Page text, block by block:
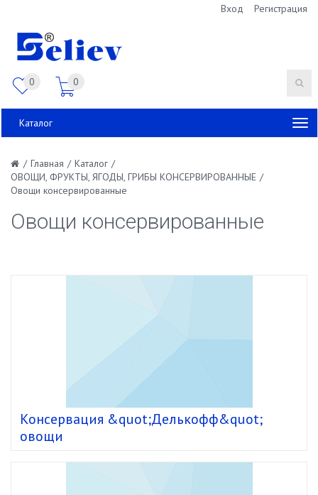
Вход Регистрация
0 0
Каталог
/ Главная / Каталог /
ОВОЩИ, ФРУКТЫ, ЯГОДЫ, ГРИБЫ КОНСЕРВИРОВАННЫЕ /
Овощи консервированные
Овощи консервированные
Консервация &quot;Делькофф&quot;
овощи